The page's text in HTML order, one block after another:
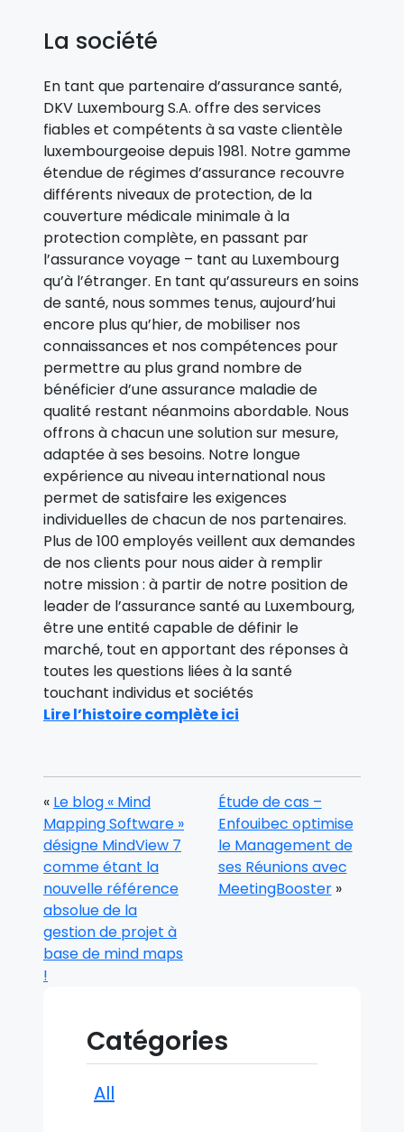
La société
En tant que partenaire d’assurance santé,
DKV Luxembourg S.A. offre des services
fiables et compétents à sa vaste clientèle
luxembourgeoise depuis 1981. Notre gamme
étendue de régimes d’assurance recouvre
différents niveaux de protection, de la
couverture médicale minimale à la
protection complète, en passant par
l’assurance voyage – tant au Luxembourg
qu’à l’étranger. En tant qu’assureurs en soins
de santé, nous sommes tenus, aujourd’hui
encore plus qu’hier, de mobiliser nos
connaissances et nos compétences pour
permettre au plus grand nombre de
bénéficier d’une assurance maladie de
qualité restant néanmoins abordable. Nous
offrons à chacun une solution sur mesure,
adaptée à ses besoins. Notre longue
expérience au niveau international nous
permet de satisfaire les exigences
individuelles de chacun de nos partenaires.
Plus de 100 employés veillent aux demandes
de nos clients pour nous aider à remplir
notre mission : à partir de notre position de
leader de l’assurance santé au Luxembourg,
être une entité capable de définir le
marché, tout en apportant des réponses à
toutes les questions liées à la santé
touchant individus et sociétés
Lire l’histoire complète ici
Étude de cas –
Enfouibec optimise
le Management de
ses Réunions avec
MeetingBooster»
« Le blog « Mind
Mapping Software »
désigne MindView 7
comme étant la
nouvelle référence
absolue de la
gestion de projet à
base de mind maps
!
Catégories
All